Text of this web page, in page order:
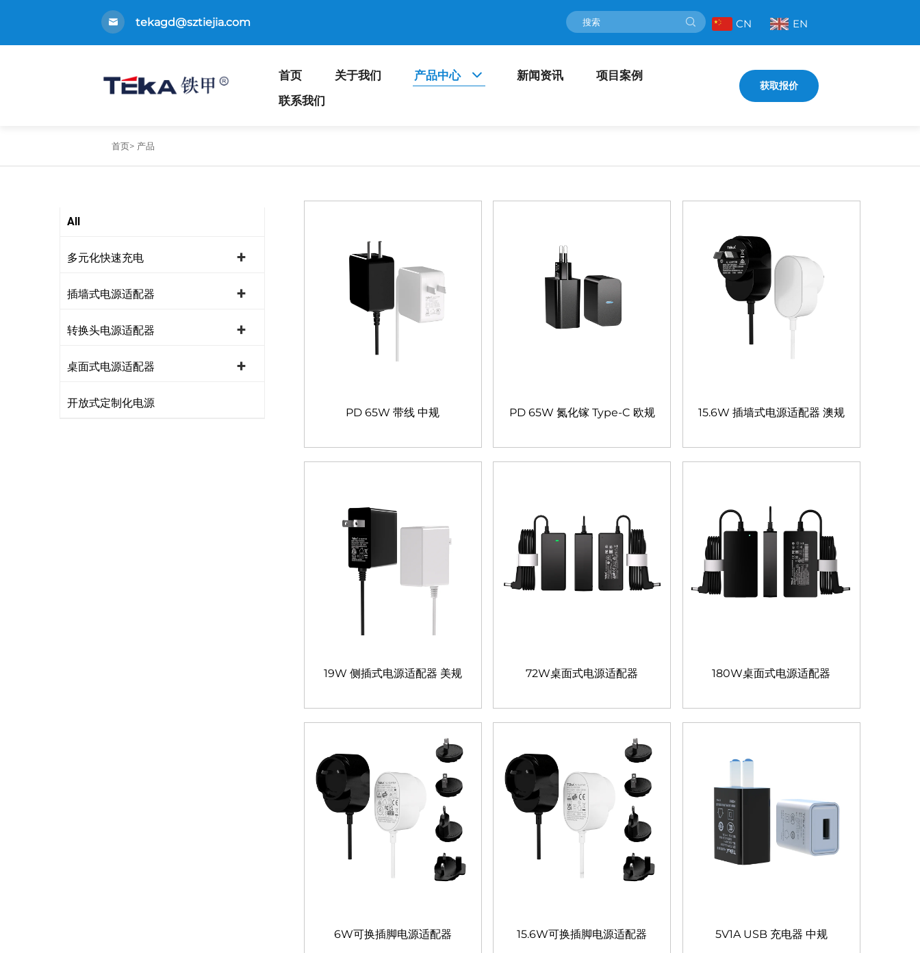
tekagd@sztiejia.com CN EN
首页 关于我们 产品中心 新闻资讯
项目案例
联系我们
获取报价
首页> 产品
All
多元化快速充电
插墙式电源适配器
转换头电源适配器
桌面式电源适配器
开放式定制化电源
PD 65W 带线 中规 PD 65W 氮化镓 Type-C 欧规 15.6W 插墙式电源适配器 澳规
19W 侧插式电源适配器 美规 72W桌面式电源适配器 180W桌面式电源适配器
6W可换插脚电源适配器 15.6W可换插脚电源适配器 5V1A USB 充电器 中规